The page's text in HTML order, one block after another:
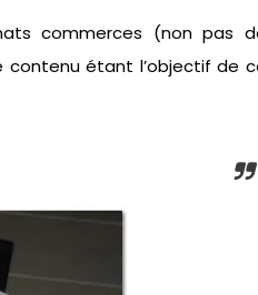
commerces (non pas
contenu étant l’objectif de